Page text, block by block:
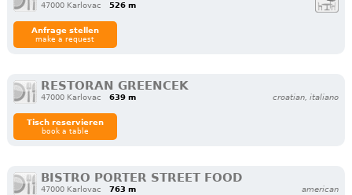
47000 Karlovac 526 m
Anfrage stellen
make a request
RESTORAN GREENCEK
47000 Karlovac 639 m croatian, italiano
Tisch reservieren
book a table
BISTRO PORTER STREET FOOD
47000 Karlovac 763 m american